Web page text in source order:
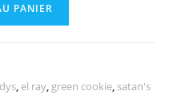
PANIER
, el ray, green cookie, satan's